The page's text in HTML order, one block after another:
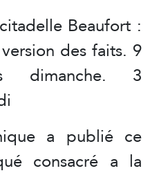
Beaufort :
des faits. 9
dimanche. 3
a publié ce
consacré a la